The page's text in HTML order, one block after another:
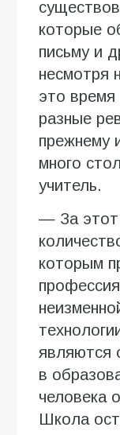
которые
письму и
несмотря
это
разные
прежнему
много
учитель.
— За этот
которым
являются
в
человека
Школа